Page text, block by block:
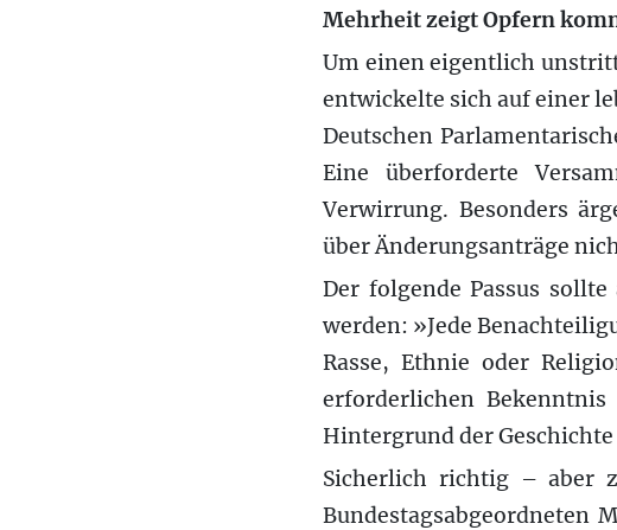
Mehrheit zeigt Opfern
Um einen eigentlich
entwickelte sich auf einer
Deutschen
Eine überforderte
Verwirrung. Besonders
über Änderungsanträge
Der folgende Passus
werden: »Jede
Rasse, Ethnie oder
erforderlichen
Hintergrund der
Sicherlich richtig – aber
Bundestagsabgeordneten